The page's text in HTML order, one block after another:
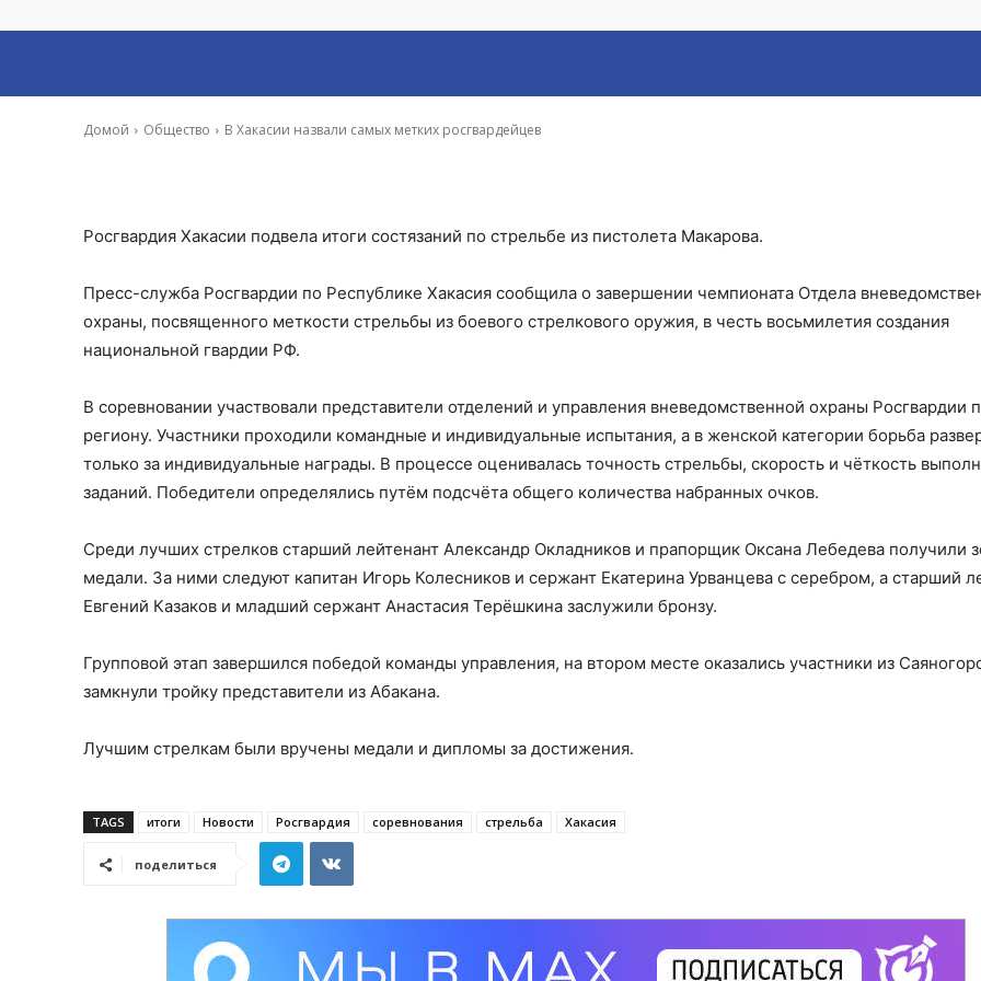
Домой Общество В Хакасии назвали самых метких росгвардейцев
В Хакасии назвали самых метких
Росгвардия Хакасии подвела итоги состязаний по стрельбе из пистолета Макарова.
Пресс-служба Росгвардии по Республике Хакасия сообщила о завершении чемпионата Отдела
охраны, посвященного меткости стрельбы из боевого стрелкового оружия, в честь восьмилетия создания
национальной гвардии РФ.
В соревновании участвовали представители отделений и управления вневедомственной охраны Росгвардии
региону. Участники проходили командные и индивидуальные испытания, а в женской категории борьба
только за индивидуальные награды. В процессе оценивалась точность стрельбы, скорость и чёткость
заданий. Победители определялись путём подсчёта общего количества набранных очков.
Среди лучших стрелков старший лейтенант Александр Окладников и прапорщик Оксана Лебедева получили
медали. За ними следуют капитан Игорь Колесников и сержант Екатерина Урванцева с серебром, а старший
Евгений Казаков и младший сержант Анастасия Терёшкина заслужили бронзу.
Групповой этап завершился победой команды управления, на втором месте оказались участники из
замкнули тройку представители из Абакана.
Лучшим стрелкам были вручены медали и дипломы за достижения.
TAGS итоги Новости Росгвардия соревнования стрельба Хакасия
поделиться